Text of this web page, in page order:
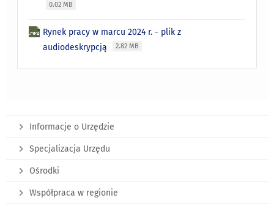
0.02 MB
Rynek pracy w marcu 2024 r. - plik z
audiodeskrypcją
2.82 MB
Informacje o Urzędzie
Specjalizacja Urzędu
Ośrodki
Współpraca w regionie